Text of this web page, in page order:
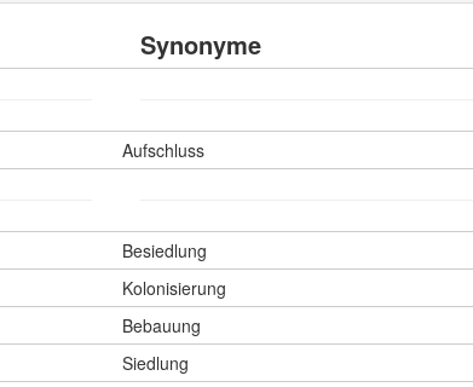
Synonyme
Aufschluss
Besiedlung
Kolonisierung
Bebauung
Siedlung